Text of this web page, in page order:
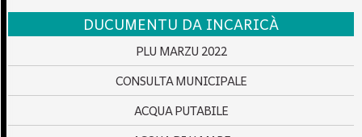
DUCUMENTU DA INCARICÀ
PLU MARZU 2022
CONSULTA MUNICIPALE
ACQUA PUTABILE